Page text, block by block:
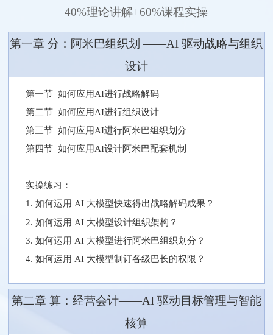
40%理论讲解+60%课程实操
第一章 分：阿米巴组织划 ——AI 驱动战略与组织
设计
第一节 如何应用AI进行战略解码
第二节 如何应用AI进行组织设计
第三节 如何应用AI进行阿米巴组织划分
第四节 如何应用AI设计阿米巴配套机制
实操练习：
1. 如何运用 AI 大模型快速得出战略解码成果？
2. 如何运用 AI 大模型设计组织架构？
3. 如何运用 AI 大模型进行阿米巴组织划分？
4. 如何运用 AI 大模型制订各级巴长的权限？
第二章 算：经营会计——AI 驱动目标管理与智能
核算